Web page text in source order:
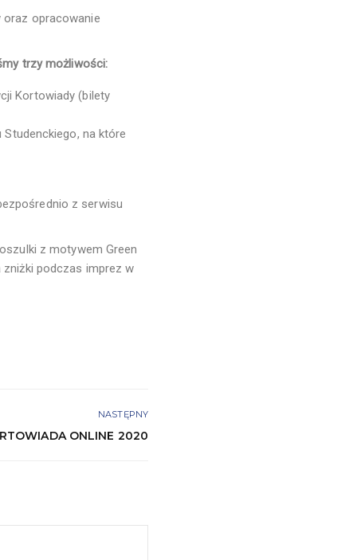
oraz opracowanie
trzy możliwości:
Kortowiady (bilety
na które
z serwisu
z motywem Green
zniżki podczas imprez w
NASTĘPNY
ONLINE 2020